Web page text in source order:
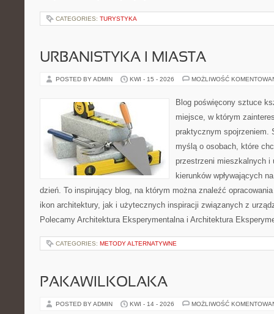
CATEGORIES: TURYSTYKA
URBANISTYKA I MIASTA
POSTED BY ADMIN KWI - 15 - 2026 MOŻLIWOŚĆ
Blog poświęcony sztuce
miejsce, w którym
praktycznym spojrzeniem.
myślą o osobach, które
przestrzeni mieszkalnych i
kierunków wpływających
dzień. To inspirujący blog, na którym można znaleźć
ikon architektury, jak i użytecznych inspiracji związanych z
Polecamy Architektura Eksperymentalna i Architektura
CATEGORIES: METODY ALTERNATYWNE
PAKAWILKOLAKA
POSTED BY ADMIN KWI - 14 - 2026 MOŻLIWOŚĆ